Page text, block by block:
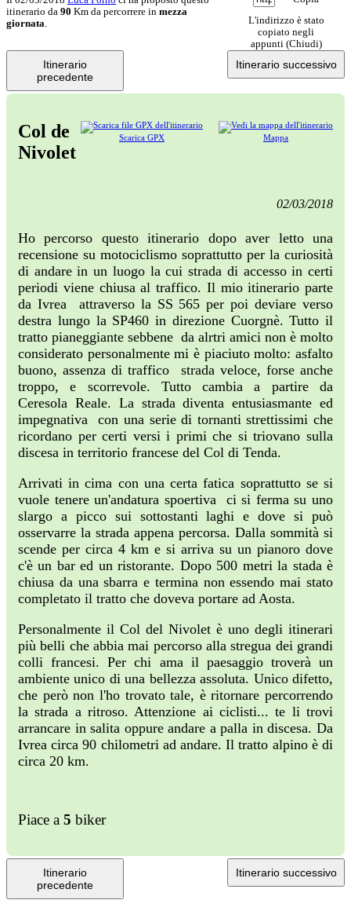
L'indirizzo è stato
copiato negli
appunti (Chiudi)
itinerario da 90 Km da percorrere in mezza
giornata.
Itinerario
precedente
Itinerario successivo
Mappa
Scarica GPX
Col de
Nivolet
02/03/2018
Ho percorso questo itinerario dopo aver letto una
recensione su motociclismo soprattutto per la curiosità
di andare in un luogo la cui strada di accesso in certi
periodi viene chiusa al traffico. Il mio itinerario parte
da Ivrea attraverso la SS 565 per poi deviare verso
destra lungo la SP460 in direzione Cuorgnè. Tutto il
tratto pianeggiante sebbene da alrtri amici non è molto
considerato personalmente mi è piaciuto molto: asfalto
buono, assenza di traffico strada veloce, forse anche
troppo, e scorrevole. Tutto cambia a partire da
Ceresola Reale. La strada diventa entusiasmante ed
impegnativa con una serie di tornanti strettissimi che
ricordano per certi versi i primi che si triovano sulla
discesa in territorio francese del Col di Tenda.
Arrivati in cima con una certa fatica soprattutto se si
vuole tenere un'andatura spoertiva ci si ferma su uno
slargo a picco sui sottostanti laghi e dove si può
osservarre la strada appena percorsa. Dalla sommità si
scende per circa 4 km e si arriva su un pianoro dove
c'è un bar ed un ristorante. Dopo 500 metri la stada è
chiusa da una sbarra e termina non essendo mai stato
completato il tratto che doveva portare ad Aosta.
Personalmente il Col del Nivolet è uno degli itinerari
più belli che abbia mai percorso alla stregua dei grandi
colli francesi. Per chi ama il paesaggio troverà un
ambiente unico di una bellezza assoluta. Unico difetto,
che però non l'ho trovato tale, è ritornare percorrendo
la strada a ritroso. Attenzione ai ciclisti... te li trovi
arrancare in salita oppure andare a palla in discesa. Da
Ivrea circa 90 chilometri ad andare. Il tratto alpino è di
circa 20 km.
Piace a 5 biker
Itinerario
precedente
Itinerario successivo